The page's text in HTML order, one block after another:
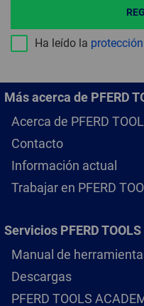
Ha leído la
Más acerca de PFERD
Acerca de PFERD
Contacto
Información actual
Trabajar en PFERD
Servicios PFERD TOOLS
Manual de
Descargas
PFERD TOOLS